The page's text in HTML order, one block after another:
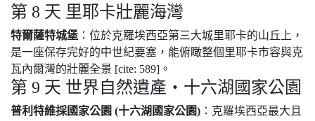
第 8 天 里耶卡壯麗海灣
特爾薩特城堡 ：位於克羅埃西亞第三大城里耶卡的山丘上，
是一座保存完好的中世紀要塞，能俯瞰整個里耶卡市容與克
瓦內爾灣的壯麗全景 [cite: 589]。
第 9 天 世界自然遺產・十六湖國家公園
普利特維採國家公園 (十六湖國家公園) ：克羅埃西亞最大且